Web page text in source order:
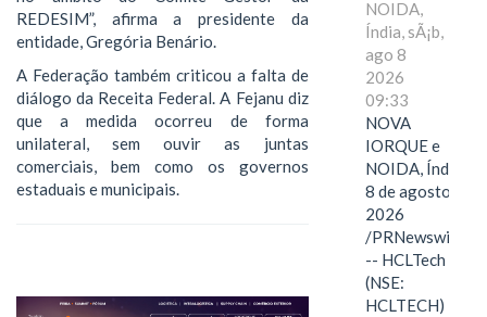
REDESIM”, afirma a presidente da
entidade, Gregória Benário.
A Federação também criticou a falta de
diálogo da Receita Federal. A Fejanu diz
que a medida ocorreu de forma
unilateral, sem ouvir as juntas
comerciais, bem como os governos
estaduais e municipais.
NOIDA,
Índia, sÃ¡b,
ago 8
2026
09:33
NOVA
IORQUE e
NOIDA, Índia,
8 de agosto de
2026
/PRNewswire/
-- HCLTech
(NSE:
HCLTECH)